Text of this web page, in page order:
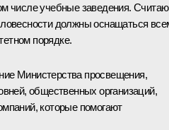
числе учебные заведения.
должны оснащаться
порядке.
Министерства просвещения,
общественных организаций,
которые помогают